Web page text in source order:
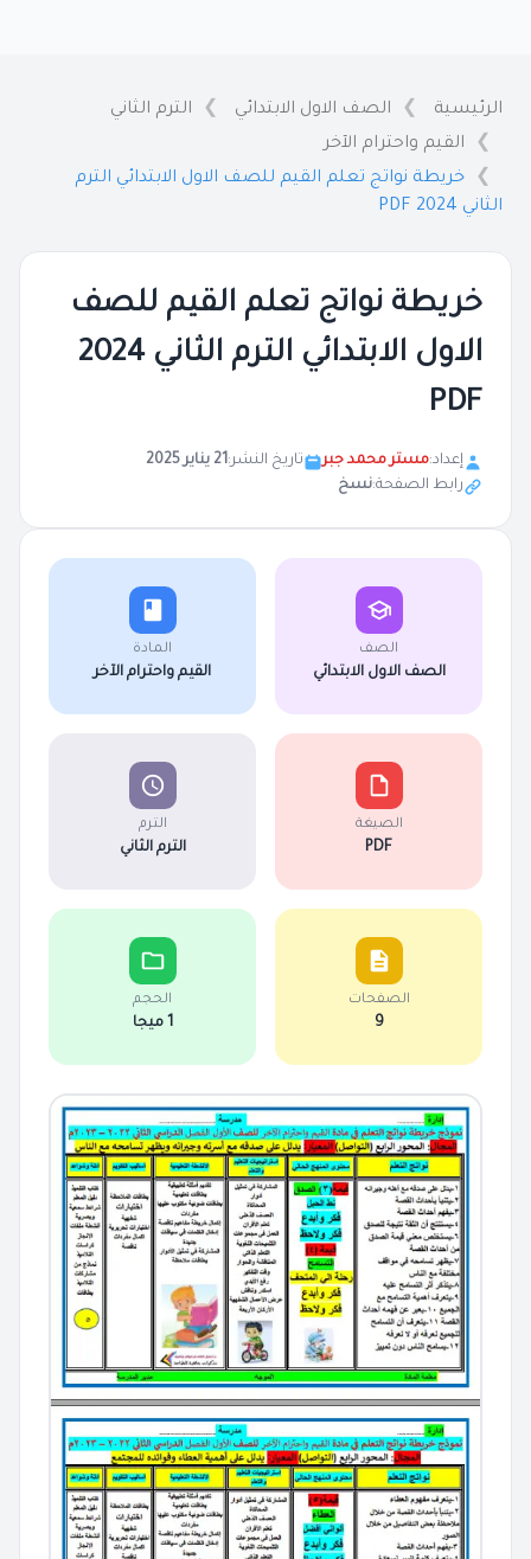
الرئيسية الصف الاول الابتدائي
الترم الثاني
القيم واحترام الآخر
خريطة نواتج تعلم القيم للصف الاول الابتدائي الترم
الثاني 2024 PDF
خريطة نواتج تعلم القيم للصف
الاول الابتدائي الترم الثاني 2024
PDF
إعداد:مستر محمد جبر تاريخ النشر:21 يناير 2025
رابط الصفحة:نسخ
الصف
الصف الاول الابتدائي
المادة
القيم واحترام الآخر
الصيغة
PDF
الترم
الترم الثاني
الصفحات
9
الحجم
1 ميجا